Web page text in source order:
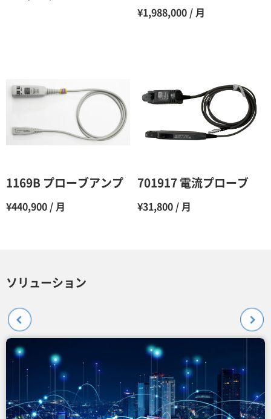
50％（割引率50％）
45％（割引率55％）
¥1,988,000 / 月
1169B プローブアンプ
¥440,900 / 月
701917 電流プローブ
¥31,800 / 月
ソリューション